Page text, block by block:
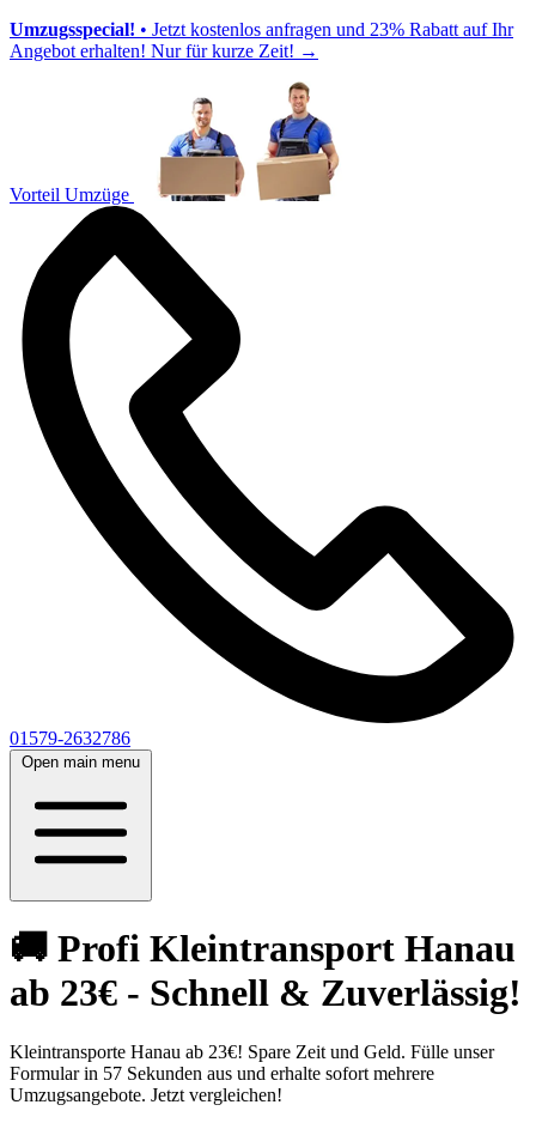
Umzugsspecial! • Jetzt kostenlos anfragen und 23% Rabatt auf Ihr
Angebot erhalten! Nur für kurze Zeit! →
Vorteil Umzüge
01579-2632786
Open main menu
🚚 Profi Kleintransport Hanau
ab 23€ - Schnell & Zuverlässig!
Kleintransporte Hanau ab 23€! Spare Zeit und Geld. Fülle unser
Formular in 57 Sekunden aus und erhalte sofort mehrere
Umzugsangebote. Jetzt vergleichen!